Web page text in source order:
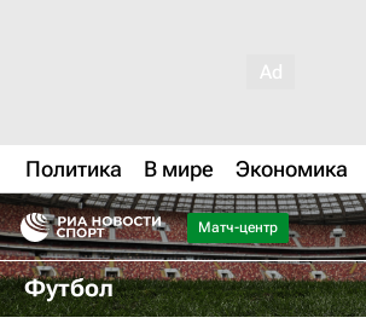
Политика В мире Экономика
Матч-центр
Футбол